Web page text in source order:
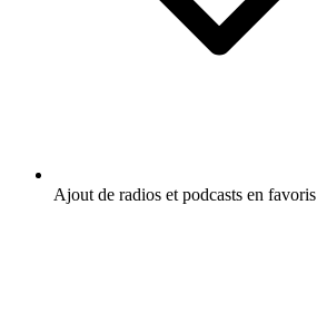
Ajout de radios et podcasts en favoris